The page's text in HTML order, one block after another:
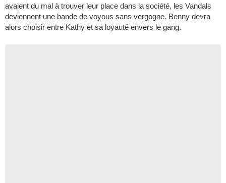
avaient du mal à trouver leur place dans la société, les Vandals
deviennent une bande de voyous sans vergogne. Benny devra
alors choisir entre Kathy et sa loyauté envers le gang.